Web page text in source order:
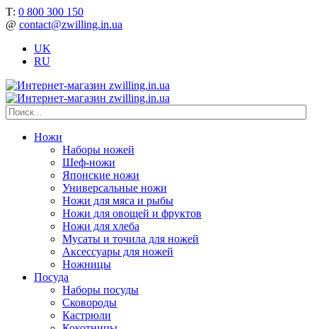
Т: 0 800 300 150
@ contact@zwilling.in.ua
UK
RU
Ножи
Наборы ножей
Шеф-ножи
Японские ножи
Универсальные ножи
Ножи для мяса и рыбы
Ножи для овощей и фруктов
Ножи для хлеба
Мусаты и точила для ножей
Аксессуары для ножей
Ножницы
Посуда
Наборы посуды
Сковороды
Кастрюли